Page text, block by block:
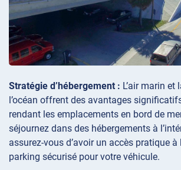
Stratégie d’hébergement : L’air marin
l’océan offrent des avantages
rendant les emplacements en bord de
séjournez dans des hébergements à
assurez-vous d’avoir un accès pratique
parking sécurisé pour votre véhicule.